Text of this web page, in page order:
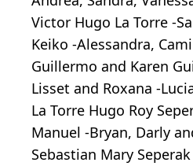
Victor Hugo La Torre -
Keiko -Alessandra,
Guillermo and Karen
Lisset and Roxana -
La Torre Hugo Roy
Manuel -Bryan, Darly
Sebastian Mary